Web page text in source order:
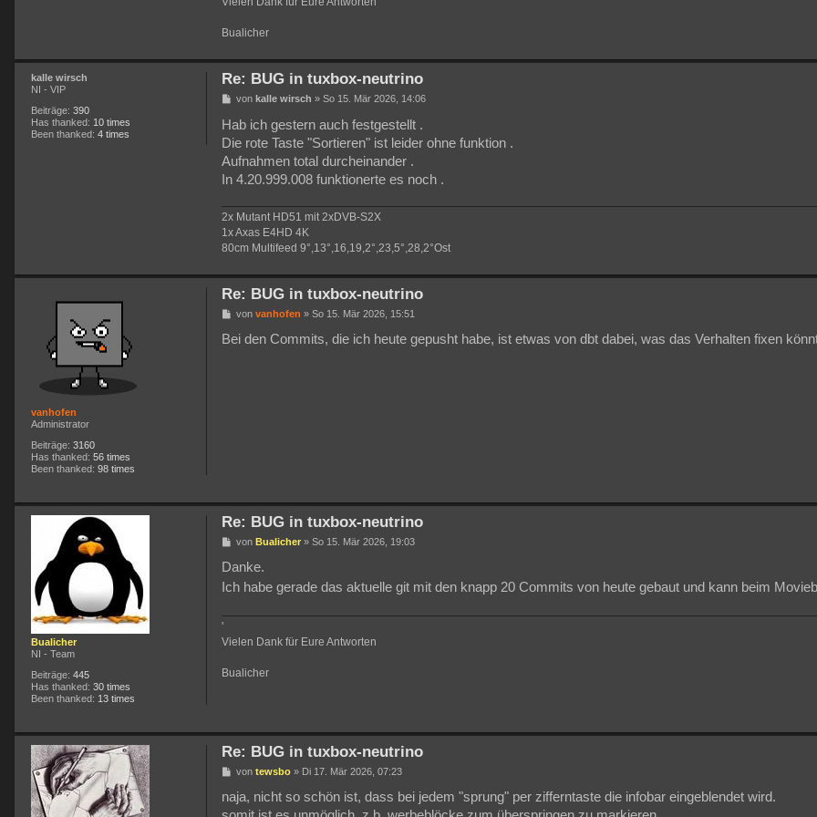
Bualicher
kalle wirsch
NI - VIP
Beiträge: 390
Has thanked: 10 times
Been thanked: 4 times
Re: BUG in tuxbox-neutrino
B
i
t
r
a
g
von kalle wirsch » So 15. Mär 2026, 14:06
Hab ich gestern auch festgestellt .
Die rote Taste "Sortieren" ist leider ohne funktion .
Aufnahmen total durcheinander .
In 4.20.999.008 funktionerte es noch .
2x Mutant HD51 mit 2xDVB-S2X
1x Axas E4HD 4K
80cm Multifeed 9°,13°,16,19,2°,23,5°,28,2°Ost
vanhofen
Administrator
Beiträge: 3160
Has thanked: 56 times
Been thanked: 98 times
Re: BUG in tuxbox-neutrino
B
i
von vanhofen » So 15. Mär 2026, 15:51
Bei den Commits, die ich heute gepusht habe, ist etwas von dbt dabei, was das Verhalten fixen
Bualicher
NI - Team
Beiträge: 445
Has thanked: 30 times
Been thanked: 13 times
Re: BUG in tuxbox-neutrino
B
i
r
von Bualicher» So 15. Mär 2026, 19:03
Danke.
Ich habe gerade das aktuelle git mit den knapp 20 Commits von heute gebaut und kann beim
'
Vielen Dank für Eure Antworten
Bualicher
Re: BUG in tuxbox-neutrino
B
i
von tewsbo» Di 17. Mär 2026, 07:23
naja, nicht so schön ist, dass bei jedem "sprung" per zifferntaste die infobar eingeblendet wird.